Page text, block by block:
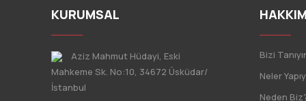
KURUMSAL
Aziz Mahmut Hüdayi, Eski
Mahkeme Sk. No:10, 34672 Üsküdar/
İstanbul
Bizi
Neler
Neden